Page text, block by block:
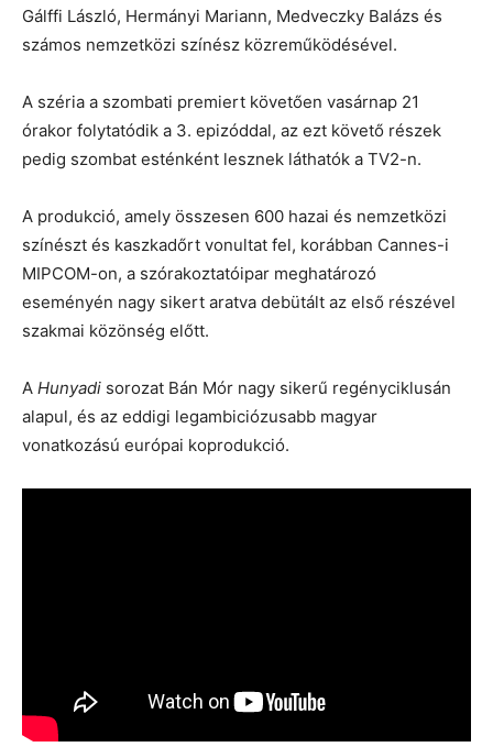
Gálffi László, Hermányi Mariann, Medveczky Balázs és
számos nemzetközi színész közreműködésével.
A széria a szombati premiert követően vasárnap 21
órakor folytatódik a 3. epizóddal, az ezt követő részek
pedig szombat esténként lesznek láthatók a TV2-n.
A produkció, amely összesen 600 hazai és nemzetközi
színészt és kaszkadőrt vonultat fel, korábban Cannes-i
MIPCOM-on, a szórakoztatóipar meghatározó
eseményén nagy sikert aratva debütált az első részével
szakmai közönség előtt.
A Hunyadi sorozat Bán Mór nagy sikerű regényciklusán
alapul, és az eddigi legambiciózusabb magyar
vonatkozású európai koprodukció.